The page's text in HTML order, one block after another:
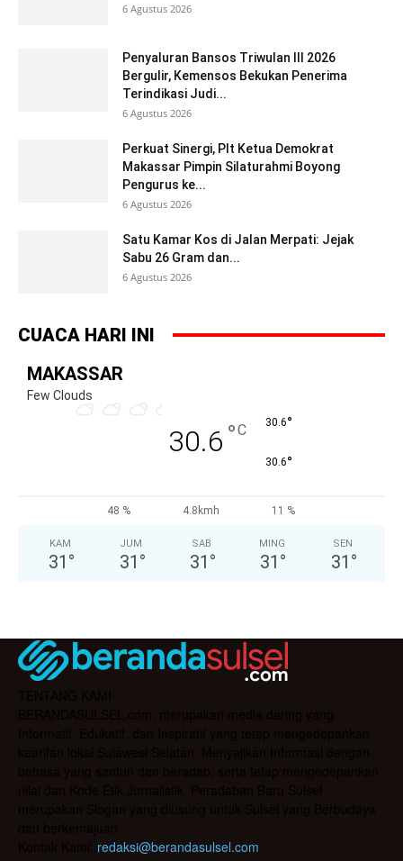
6 Agustus 2026
Penyaluran Bansos Triwulan III 2026
Bergulir, Kemensos Bekukan Penerima
Terindikasi Judi...
6 Agustus 2026
Perkuat Sinergi, Plt Ketua Demokrat
Makassar Pimpin Silaturahmi Boyong
Pengurus ke...
6 Agustus 2026
Satu Kamar Kos di Jalan Merpati: Jejak
Sabu 26 Gram dan...
6 Agustus 2026
CUACA HARI INI
MAKASSAR
Few Clouds
30.6 °C 30.6°
30.6°
48 % 4.8kmh 11 %
KAM
31 °
JUM
31 °
SAB
31 °
MING
31 °
SEN
31 °
redaksi@berandasulsel.com